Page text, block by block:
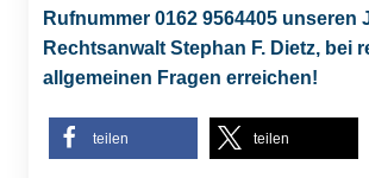
Rufnummer 0162 9564405 unseren
Rechtsanwalt Stephan F. Dietz, bei
allgemeinen Fragen erreichen!
teilen teilen